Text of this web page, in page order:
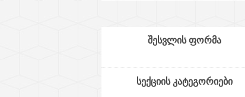
შესვლის ფორმა
სექციის კატეგორიები